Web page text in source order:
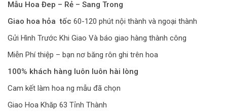
Mẫu Hoa Đep – Rẻ – Sang Trong
Giao hoa hỏa tốc 60-120 phút nội thành và ngoại thành
Gửi Hình Trước Khi Giao Và báo giao hàng thành công
Miễn Phí thiệp – bạn nơ băng rôn ghi trên hoa
100% khách hàng luôn luôn hài lòng
Cam kết làm hoa ng mẫu đã chọn
Giao Hoa Khăp 63 Tỉnh Thành